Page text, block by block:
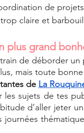
de
claire et
plus grand
de déborder un
mais toute
de La
les sujets de tes
d’aller jeter